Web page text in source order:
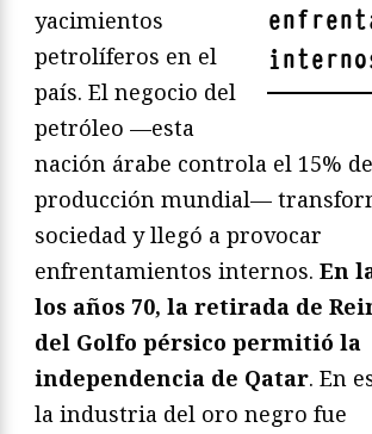
yacimientos
petrolíferos en el
país. El negocio del
petróleo —esta
nación árabe controla el 15%
producción mundial—
sociedad y llegó a provocar
enfrentamientos internos. En
los años 70, la retirada de
del Golfo pérsico permitió la
independencia de Qatar. En
la industria del oro negro fue